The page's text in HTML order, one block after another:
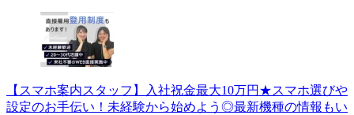
【スマホ案内スタッフ】入社祝金最大10万円★スマホ選びや
設定のお手伝い！未経験から始めよう◎最新機種の情報もい